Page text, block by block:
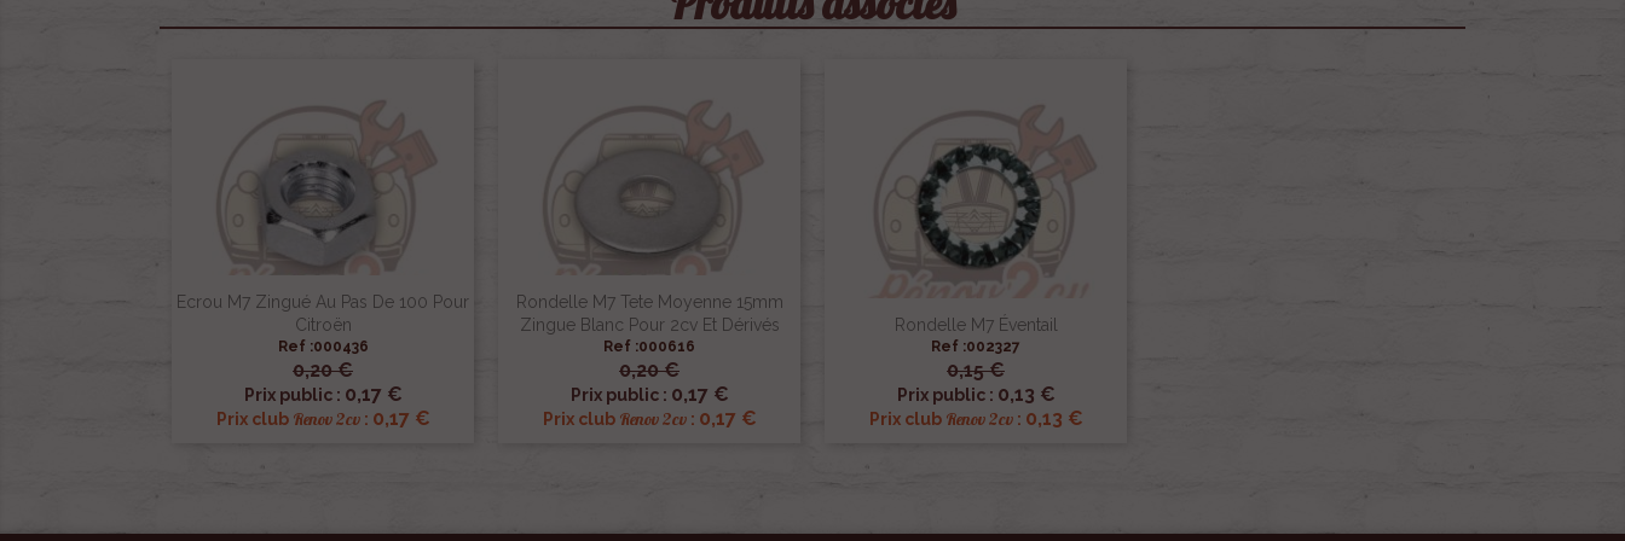
Ecrou M7 Zingué Au Pas De 100 Pour
Citroën
Ref :000436
0,20 €
Prix public : 0,17 €
Prix club Renov 2cv: 0,17 €
 Aperçu rapide
Rondelle M7 Tete Moyenne 15mm
Zingue Blanc Pour 2cv Et Dérivés
Ref :000616
0,20 €
Prix public : 0,17 €
Prix club Renov 2cv: 0,17 €
 Aperçu rapide
Rondelle M7 Éventail
Ref :002327
0,15 €
Prix public : 0,13 €
Prix club Renov 2cv: 0,13 €
 Aperçu rapide